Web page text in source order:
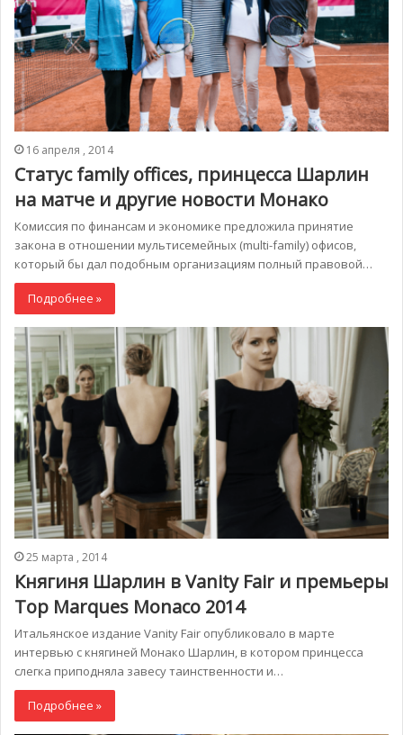
16 апреля , 2014
Статус family offices, принцесса Шарлин
на матче и другие новости Монако
Комиссия по финансам и экономике предложила принятие
закона в отношении мультисемейных (multi-family) офисов,
который бы дал подобным организациям полный правовой…
Подробнее »
25 марта , 2014
Княгиня Шарлин в Vanity Fair и премьеры
Top Marques Monaco 2014
Итальянское издание Vanity Fair опубликовало в марте
интервью с княгиней Монако Шарлин, в котором принцесса
слегка приподняла завесу таинственности и…
Подробнее »